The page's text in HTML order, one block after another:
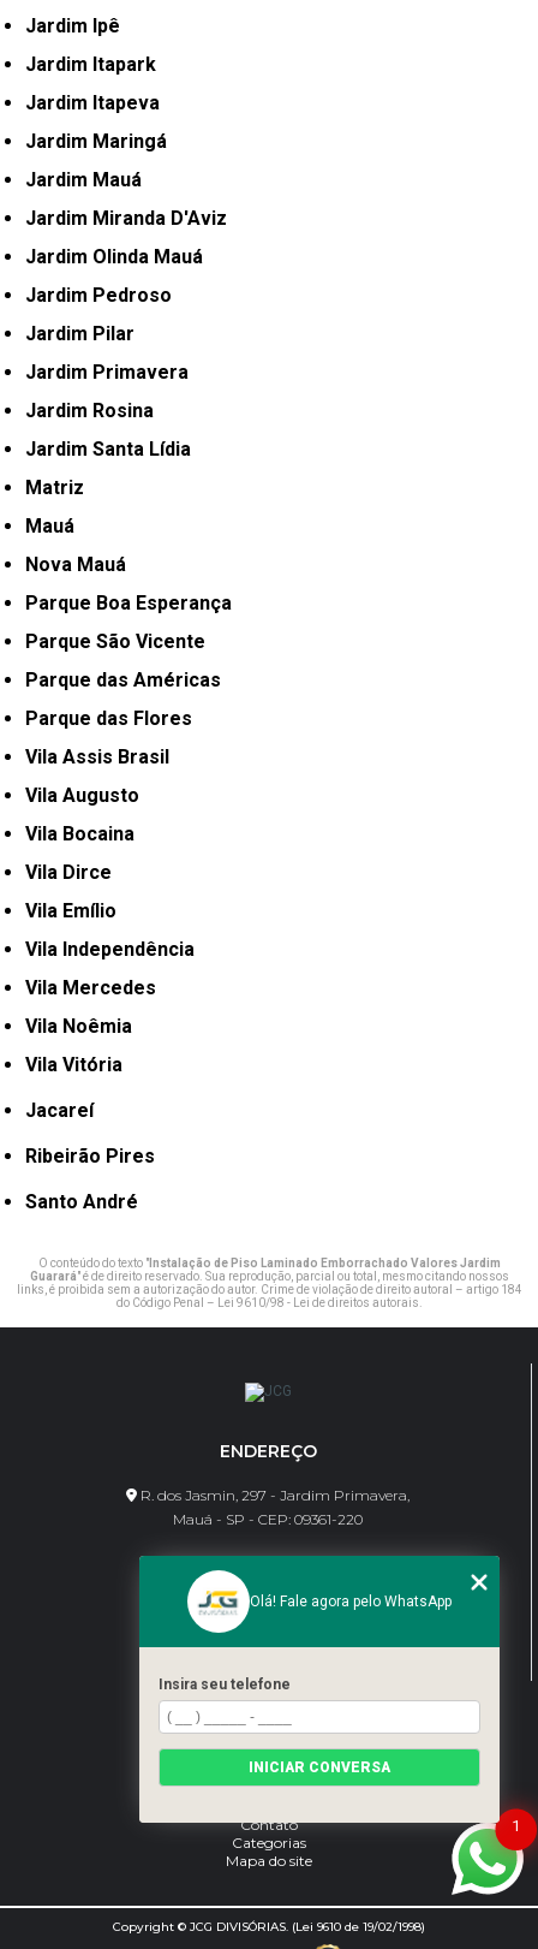
Jardim Ipê
Jardim Itapark
Jardim Itapeva
Jardim Maringá
Jardim Mauá
Jardim Miranda D'Aviz
Jardim Olinda Mauá
Jardim Pedroso
Jardim Pilar
Jardim Primavera
Jardim Rosina
Jardim Santa Lídia
Matriz
Mauá
Nova Mauá
Parque Boa Esperança
Parque São Vicente
Parque das Américas
Parque das Flores
Vila Assis Brasil
Vila Augusto
Vila Bocaina
Vila Dirce
Vila Emílio
Vila Independência
Vila Mercedes
Vila Noêmia
Vila Vitória
Jacareí
Ribeirão Pires
Santo André
O conteúdo do texto "Instalação de Piso Laminado Emborrachado Valores Jardim
Guarará" é de direito reservado. Sua reprodução, parcial ou total, mesmo citando nossos
links, é proibida sem a autorização do autor. Crime de violação de direito autoral – artigo 184
do Código Penal –
Lei 9610/98 - Lei de direitos autorais
ENDEREÇO
R. dos Jasmin, 297 - Jardim Primavera,
Mauá - SP - CEP: 09361-220
CONTATO
(11) 95462-8630
bene@jcgdivisorias.com
Home
Sobre Nós
Serviços
Contato
Categorias
Mapa do site
Copyright © JCG DIVISÓRIAS. (Lei 9610 de 19/02/1998)
1
Olá! Fale agora pelo WhatsApp
Insira seu telefone
INICIAR CONVERSA